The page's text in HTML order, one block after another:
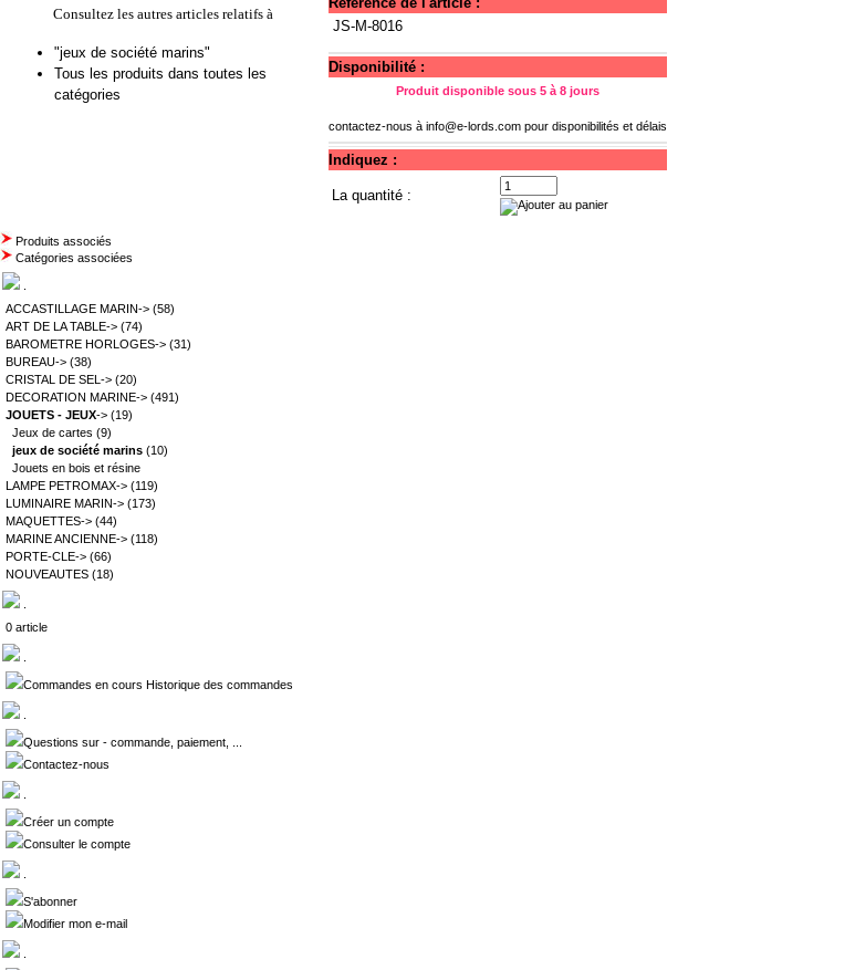
Consultez les autres articles relatifs à
"jeux de société marins"
Tous les produits dans toutes les
catégories
JS-M-8016
Disponibilité :
Produit disponible sous 5 à 8 jours
contactez-nous à info@e-lords.com pour disponibilités et délais
Indiquez :
La quantité :
Produits associés
Catégories associées
ACCASTILLAGE MARIN-> (58)
ART DE LA TABLE-> (74)
BAROMETRE HORLOGES-> (31)
BUREAU-> (38)
CRISTAL DE SEL-> (20)
DECORATION MARINE-> (491)
JOUETS - JEUX-> (19)
Jeux de cartes (9)
jeux de société marins (10)
Jouets en bois et résine
LAMPE PETROMAX-> (119)
LUMINAIRE MARIN-> (173)
MAQUETTES-> (44)
MARINE ANCIENNE-> (118)
PORTE-CLE-> (66)
NOUVEAUTES (18)
0 article
Commandes en cours Historique des commandes
Questions sur - commande, paiement, ...
Contactez-nous
Créer un compte
Consulter le compte
S'abonner
Modifier mon e-mail